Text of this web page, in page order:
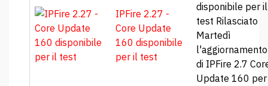
IPFire 2.27 -
Core Update
160 disponibile
per il test
disponibile per il
test Rilasciato
Martedì
l'aggiornamento
di IPFire 2.7
Update 160 per